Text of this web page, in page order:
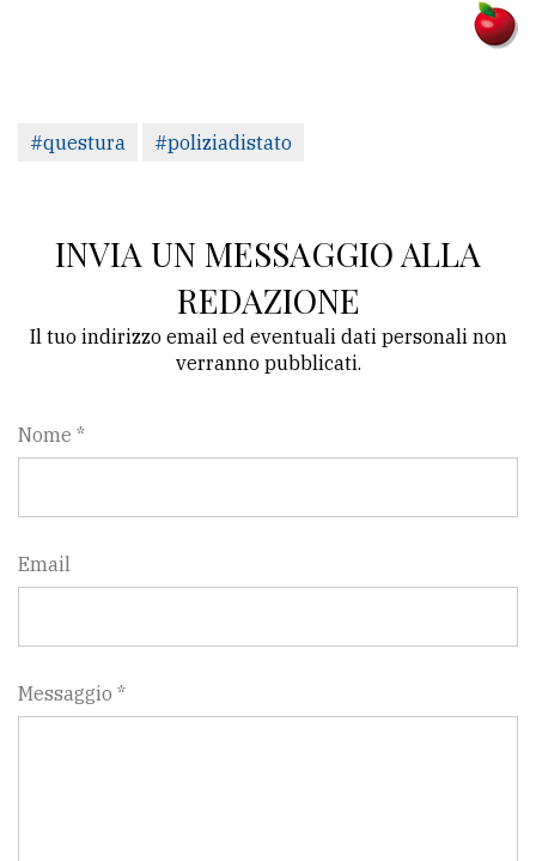
#questura #poliziadistato
INVIA UN MESSAGGIO ALLA
REDAZIONE
Il tuo indirizzo email ed eventuali dati personali non
verranno pubblicati.
Nome *
Email
Messaggio *